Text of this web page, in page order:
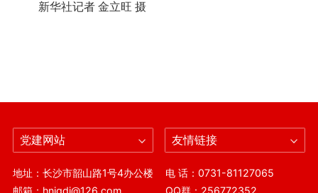
新华社记者 金立旺 摄
党建网站 友情链接
地址：长沙市韶山路1号4办公楼
电 话：0731-81127065